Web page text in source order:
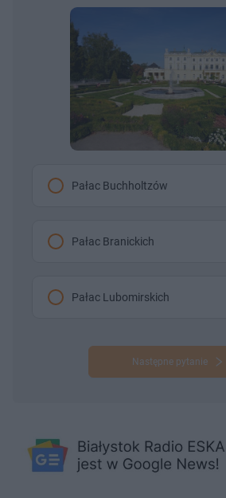
Pałac Buchholtzów
Pałac Branickich
Pałac Lubomirskich
Następne pytanie